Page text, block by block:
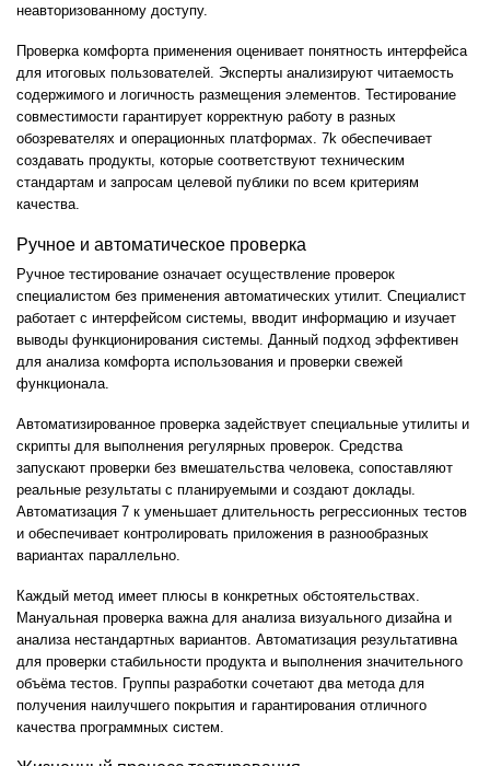
неавторизованному доступу.
Проверка комфорта применения оценивает понятность интерфейса
для итоговых пользователей. Эксперты анализируют читаемость
содержимого и логичность размещения элементов. Тестирование
совместимости гарантирует корректную работу в разных
обозревателях и операционных платформах. 7k обеспечивает
создавать продукты, которые соответствуют техническим
стандартам и запросам целевой публики по всем критериям
качества.
Ручное и автоматическое проверка
Ручное тестирование означает осуществление проверок
специалистом без применения автоматических утилит. Специалист
работает с интерфейсом системы, вводит информацию и изучает
выводы функционирования системы. Данный подход эффективен
для анализа комфорта использования и проверки свежей
функционала.
Автоматизированное проверка задействует специальные утилиты и
скрипты для выполнения регулярных проверок. Средства
запускают проверки без вмешательства человека, сопоставляют
реальные результаты с планируемыми и создают доклады.
Автоматизация 7 к уменьшает длительность регрессионных тестов
и обеспечивает контролировать приложения в разнообразных
вариантах параллельно.
Каждый метод имеет плюсы в конкретных обстоятельствах.
Мануальная проверка важна для анализа визуального дизайна и
анализа нестандартных вариантов. Автоматизация результативна
для проверки стабильности продукта и выполнения значительного
объёма тестов. Группы разработки сочетают два метода для
получения наилучшего покрытия и гарантирования отличного
качества программных систем.